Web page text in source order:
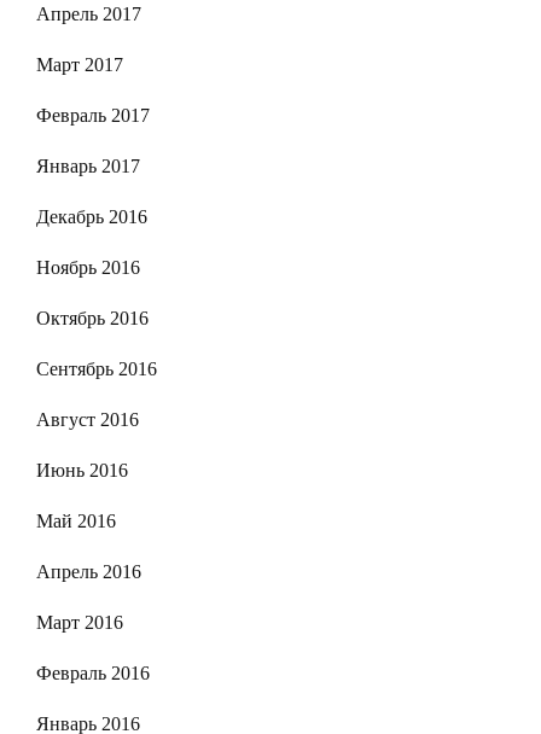
Апрель 2017
Март 2017
Февраль 2017
Январь 2017
Декабрь 2016
Ноябрь 2016
Октябрь 2016
Сентябрь 2016
Август 2016
Июнь 2016
Май 2016
Апрель 2016
Март 2016
Февраль 2016
Январь 2016